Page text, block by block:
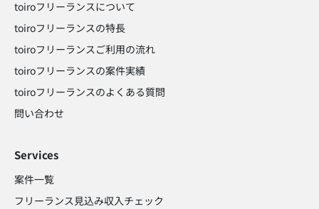
toiroフリーランスについて
toiroフリーランスの特長
toiroフリーランスご利用の流れ
toiroフリーランスの案件実績
toiroフリーランスのよくある質問
問い合わせ​
Services
案件一覧
フリーランス見込み収入チェック​